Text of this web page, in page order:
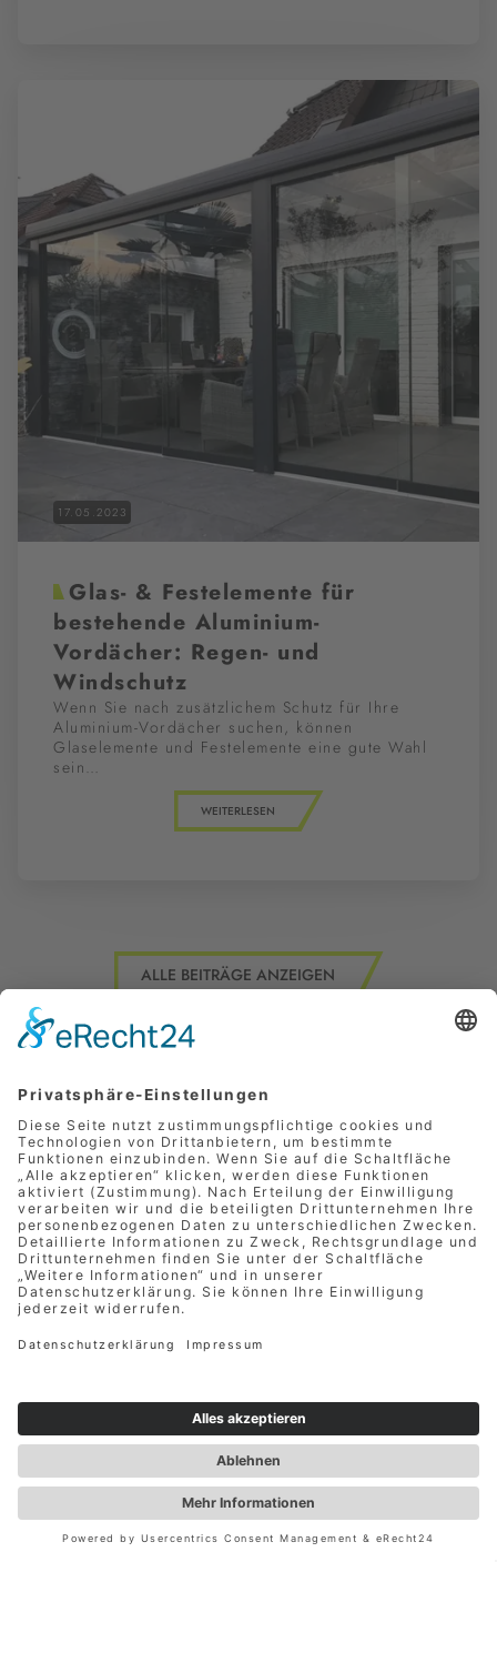
17.05.2023
Glas- & Festelemente für
bestehende Aluminium-
Vordächer: Regen- und
Windschutz
Wenn Sie nach zusätzlichem Schutz für Ihre
Aluminium-Vordächer suchen, können
Glaselemente und Festelemente eine gute Wahl
sein…
WEITERLESEN
ALLE BEITRÄGE ANZEIGEN
MAC ALU
Bachackerweg 45
45772 Marl
+49 2365 878 9992
UNSER ANGEBOT
Glaselemente & Festelemente
Beschattungen
Zubehör und Services
INFORMATIONEN